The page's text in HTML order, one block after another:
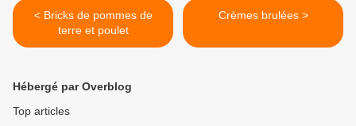
< Bricks de pommes de
terre et poulet
Crèmes brulées >
Hébergé par Overblog
Top articles